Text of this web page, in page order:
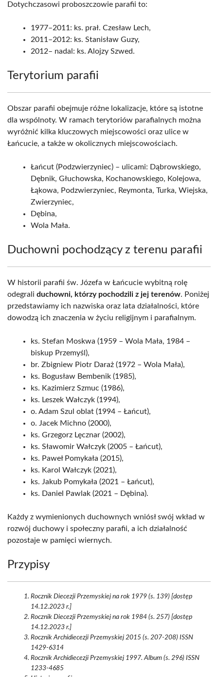
Dotychczasowi proboszczowie parafii to:
1977–2011: ks. prał. Czesław Lech,
2011–2012: ks. Stanisław Guzy,
2012– nadal: ks. Alojzy Szwed.
Terytorium parafii
Obszar parafii obejmuje różne lokalizacje, które są istotne
dla wspólnoty. W ramach terytoriów parafialnych można
wyróżnić kilka kluczowych miejscowości oraz ulice w
Łańcucie, a także w okolicznych miejscowościach.
Łańcut (Podzwierzyniec) – ulicami: Dąbrowskiego,
Dębnik, Głuchowska, Kochanowskiego, Kolejowa,
Łąkowa, Podzwierzyniec, Reymonta, Turka, Wiejska,
Zwierzyniec,
Dębina,
Wola Mała.
Duchowni pochodzący z terenu parafii
W historii parafii św. Józefa w Łańcucie wybitną rolę
odegrali duchowni, którzy pochodzili z jej terenów. Poniżej
przedstawiamy ich nazwiska oraz lata działalności, które
dowodzą ich znaczenia w życiu religijnym i parafialnym.
ks. Stefan Moskwa (1959 – Wola Mała, 1984 –
biskup Przemyśl),
br. Zbigniew Piotr Daraż (1972 – Wola Mała),
ks. Bogusław Bembenik (1985),
ks. Kazimierz Szmuc (1986),
ks. Leszek Wałczyk (1994),
o. Adam Szul oblat (1994 – Łańcut),
o. Jacek Michno (2000),
ks. Grzegorz Lęcznar (2002),
ks. Sławomir Wałczyk (2005 – Łańcut),
ks. Paweł Pomykała (2015),
ks. Karol Wałczyk (2021),
ks. Jakub Pomykała (2021 – Łańcut),
ks. Daniel Pawlak (2021 – Dębina).
Każdy z wymienionych duchownych wniósł swój wkład w
rozwój duchowy i społeczny parafii, a ich działalność
pozostaje w pamięci wiernych.
Przypisy
Rocznik Diecezji Przemyskiej na rok 1979 (s. 139) [dostęp
14.12.2023 r.]
Rocznik Diecezji Przemyskiej na rok 1984 (s. 257) [dostęp
14.12.2023 r.]
Rocznik Archidiecezji Przemyskiej 2015 (s. 207-208) ISSN
1429-6314
Rocznik Archidiecezji Przemyskiej 1997. Album (s. 296) ISSN
1233-4685